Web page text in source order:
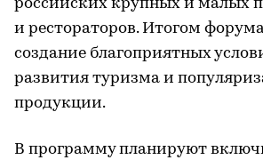
российских крупных и малых
и рестораторов. Итогом
создание благоприятных
развития туризма и
продукции.
В программу планируют